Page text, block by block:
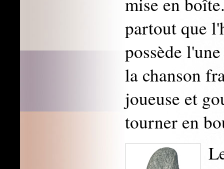
partout que
possède
la chanson
joueuse et
tourner en